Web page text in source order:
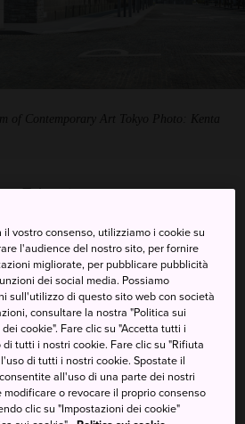
of Contemporary Art Tokyo Photo: Kenta
Tokyo-to
traffico
MAPPA
museo del
vostro consenso, utilizziamo i cookie su
l'audience del nostro sito, per fornire
migliorate, per pubblicare pubblicità
dei social media. Possiamo
sull'utilizzo di questo sito web con società
consultare la nostra "Politica sui
cookie". Fare clic su "Accetta tutti i
tutti i nostri cookie. Fare clic su "Rifiuta
di tutti i nostri cookie. Spostate il
all'uso di una parte dei nostri
o revocare il proprio consenso
clic su "Impostazioni dei cookie"